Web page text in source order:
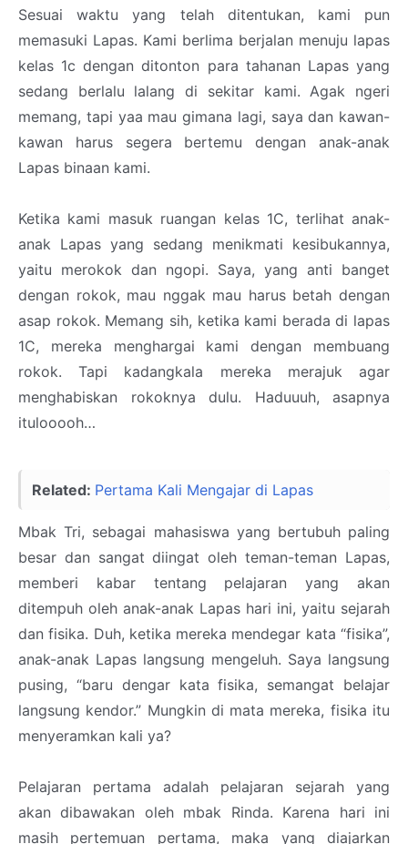
Sesuai waktu yang telah ditentukan, kami pun
memasuki Lapas. Kami berlima berjalan menuju lapas
kelas 1c dengan ditonton para tahanan Lapas yang
sedang berlalu lalang di sekitar kami. Agak ngeri
memang, tapi yaa mau gimana lagi, saya dan kawan-
kawan harus segera bertemu dengan anak-anak
Lapas binaan kami.
Ketika kami masuk ruangan kelas 1C, terlihat anak-
anak Lapas yang sedang menikmati kesibukannya,
yaitu merokok dan ngopi. Saya, yang anti banget
dengan rokok, mau nggak mau harus betah dengan
asap rokok. Memang sih, ketika kami berada di lapas
1C, mereka menghargai kami dengan membuang
rokok. Tapi kadangkala mereka merajuk agar
menghabiskan rokoknya dulu. Haduuuh, asapnya
itulooooh…
Related: Pertama Kali Mengajar di Lapas
Mbak Tri, sebagai mahasiswa yang bertubuh paling
besar dan sangat diingat oleh teman-teman Lapas,
memberi kabar tentang pelajaran yang akan
ditempuh oleh anak-anak Lapas hari ini, yaitu sejarah
dan fisika. Duh, ketika mereka mendegar kata “fisika”,
anak-anak Lapas langsung mengeluh. Saya langsung
pusing, “baru dengar kata fisika, semangat belajar
langsung kendor.” Mungkin di mata mereka, fisika itu
menyeramkan kali ya?
Pelajaran pertama adalah pelajaran sejarah yang
akan dibawakan oleh mbak Rinda. Karena hari ini
masih pertemuan pertama, maka yang diajarkan